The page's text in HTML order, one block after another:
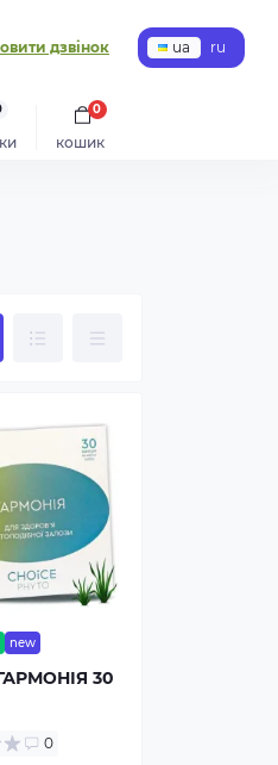
дзвінок ua ru
кошик
0
new
30
0